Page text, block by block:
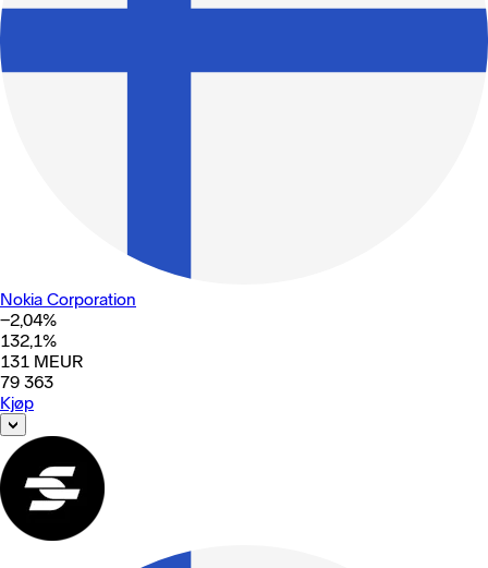
Nokia Corporation
−2,04%
132,1%
131 MEUR
79 363
Kjøp